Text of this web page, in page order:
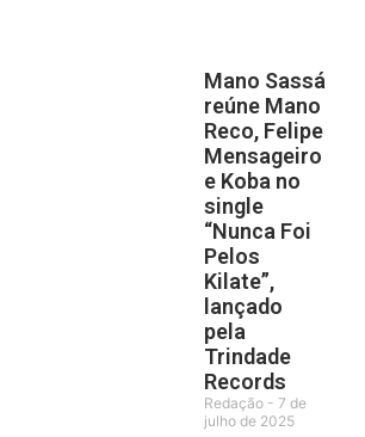
Mano Sassá
reúne Mano
Reco, Felipe
Mensageiro
e Koba no
single
“Nunca Foi
Pelos
Kilate”,
lançado
pela
Trindade
Records
Redação
7 de
julho de 2025